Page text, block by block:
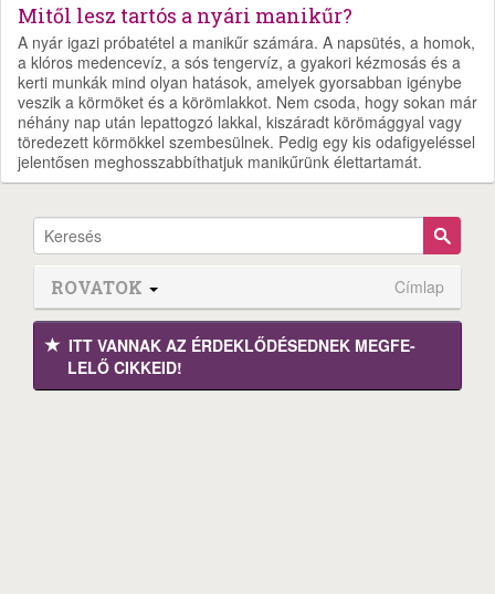
Mitől lesz tartós a nyári manikűr?
A nyár igazi próbatétel a manikűr számára. A napsütés, a homok,
a klóros medencevíz, a sós tengervíz, a gyakori kézmosás és a
kerti munkák mind olyan hatások, amelyek gyorsabban igénybe
veszik a körmöket és a körömlakkot. Nem csoda, hogy sokan már
néhány nap után lepattogzó lakkal, kiszáradt körömággyal vagy
töredezett körmökkel szembesülnek. Pedig egy kis odafigyeléssel
jelentősen meghosszabbíthatjuk manikűrünk élettartamát.
ROVATOK Címlap
ITT VANNAK AZ ÉRDEK­LŐDÉ­SEDNEK MEGFE­
LELŐ CIKKEID!